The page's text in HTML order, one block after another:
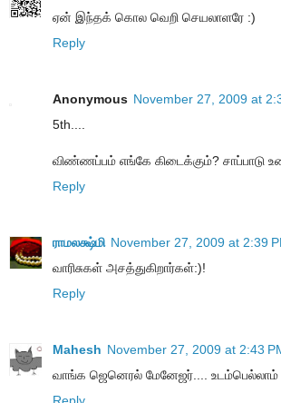
ஏன் இந்தக் கொல வெறி செயலாளரே :)
Reply
Anonymous November 27, 2009 at
5th....
விண்ணப்பம் எங்கே கிடைக்கும்? சாப்பாடு
Reply
ராமலக்ஷ்மி November 27, 2009 at 2:39
வாரிசுகள் அசத்துகிறார்கள்:)!
Reply
Mahesh November 27, 2009 at 2:43
வாங்க ஜெனெரல் மேனேஜர்....